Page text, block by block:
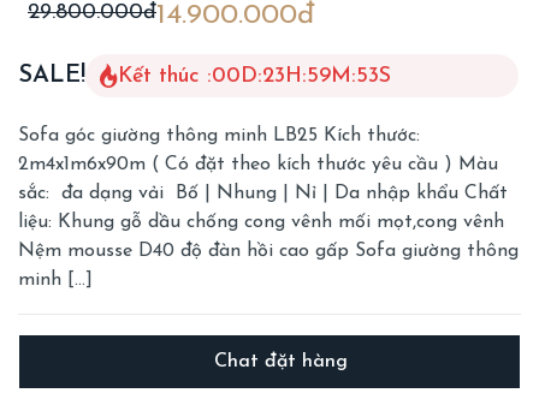
29.800.000đ14.900.000đ
SALE! Kết thúc :00D:23H:59M:51S
Sofa góc giường thông minh LB25 Kích thước:
2m4x1m6x90m ( Có đặt theo kích thước yêu cầu ) Màu
sắc: đa dạng vải Bố | Nhung | Nỉ | Da nhập khẩu Chất
liệu: Khung gỗ dầu chống cong vênh mối mọt,cong vênh
Nệm mousse D40 độ đàn hồi cao gấp Sofa giường thông
minh […]